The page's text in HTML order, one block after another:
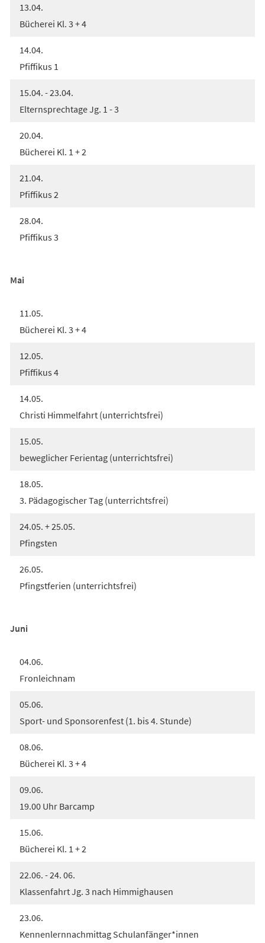
13.04.
Bücherei Kl. 3 + 4
14.04.
Pfiffikus 1
15.04. - 23.04.
Elternsprechtage Jg. 1 - 3
20.04.
Bücherei Kl. 1 + 2
21.04.
Pfiffikus 2
28.04.
Pfiffikus 3
Mai
11.05.
Bücherei Kl. 3 + 4
12.05.
Pfiffikus 4
14.05.
Christi Himmelfahrt (unterrichtsfrei)
15.05.
beweglicher Ferientag (unterrichtsfrei)
18.05.
3. Pädagogischer Tag (unterrichtsfrei)
24.05. + 25.05.
Pfingsten
26.05.
Pfingstferien (unterrichtsfrei)
Juni
04.06.
Fronleichnam
05.06.
Sport- und Sponsorenfest (1. bis 4. Stunde)
08.06.
Bücherei Kl. 3 + 4
09.06.
19.00 Uhr Barcamp
15.06.
Bücherei Kl. 1 + 2
22.06. - 24. 06.
Klassenfahrt Jg. 3 nach Himmighausen
23.06.
Kennenlernnachmittag Schulanfänger*innen